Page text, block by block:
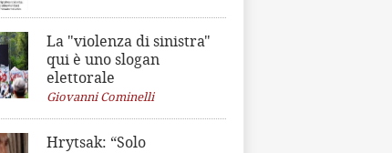
La "violenza di sinistra"
qui è uno slogan
elettorale
Giovanni Cominelli
Hrytsak: “Solo